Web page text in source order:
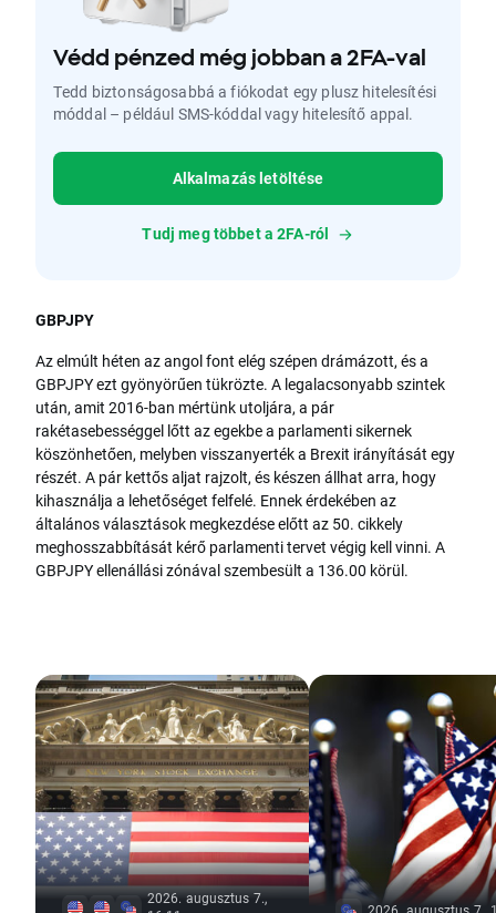
Védd pénzed még jobban a 2FA-val
Tedd biztonságosabbá a fiókodat egy plusz hitelesítési
móddal – például SMS-kóddal vagy hitelesítő appal.
Alkalmazás letöltése
Tudj meg többet a 2FA-ról
GBPJPY
Az elmúlt héten az angol font elég szépen drámázott, és a
GBPJPY ezt gyönyörűen tükrözte. A legalacsonyabb szintek
után, amit 2016-ban mértünk utoljára, a pár
rakétasebességgel lőtt az egekbe a parlamenti sikernek
köszönhetően, melyben visszanyerték a Brexit irányítását egy
részét. A pár kettős aljat rajzolt, és készen állhat arra, hogy
kihasználja a lehetőséget felfelé. Ennek érdekében az
általános választások megkezdése előtt az 50. cikkely
meghosszabbítását kérő parlamenti tervet végig kell vinni. A
GBPJPY ellenállási zónával szembesült a 136.00 körül.
2026. augusztus 7.,